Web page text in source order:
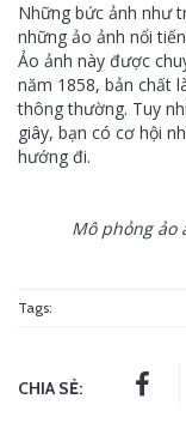
Những bức ảnh như
những ảo ảnh nổi
Ảo ảnh này được
năm 1858, bản chất
thông thường. Tuy
giây, bạn có cơ hội
hướng đi.
Mô phỏng ảo
Tags:
CHIA SẺ: